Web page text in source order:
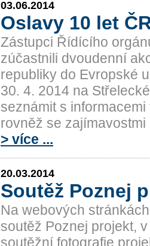
03.06.2014
Oslavy 10 let
Zástupci Řídícího
zúčastnili dvoudenní
republiky do Evropské
30. 4. 2014 na
seznámit s
rovněž se
> více ...
20.03.2014
Soutěž Poznej
Na webových
soutěž Poznej projekt,
soutěžní fotografie